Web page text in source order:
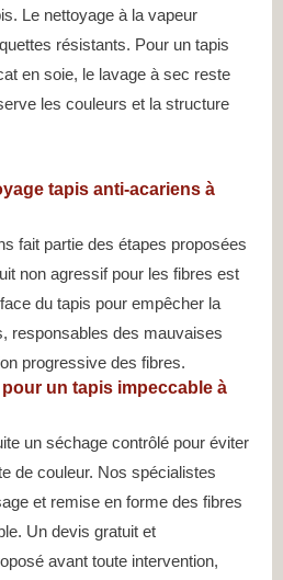
Le nettoyage à la vapeur
résistants. Pour un tapis
en soie, le lavage à sec reste
les couleurs et la structure
tapis anti-acariens à
fait partie des étapes proposées
non agressif pour les fibres est
du tapis pour empêcher la
responsables des mauvaises
progressive des fibres.
un tapis impeccable à
un séchage contrôlé pour éviter
de couleur. Nos spécialistes
et remise en forme des fibres
Un devis gratuit et
avant toute intervention,